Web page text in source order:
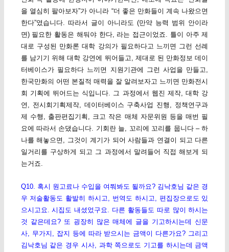
을 열심히 팔아보자”가 아니라 “더 좋은 만화들이 계속 나왔으면
한다”였습니다. 따라서 글이 아니라도 (만약 능력 범위 안이라
면) 필요한 활동은 해둬야 한다, 라는 접근이었죠. 틀이 아주 제
대로 구성된 만화론 대학 강의가 필요하다고 느끼면 그런 선례
를 남기기 위해 대학 강연에 뛰어들고, 제대로 된 만화정보 데이
터베이스가 필요하다 느끼면 지원기관에 그런 사업을 만들고,
한국만화의 어떤 본질적 매력을 잘 알려보자고 느끼면 만화전시
회 기획에 뛰어드는 식입니다. 그 과정에서 웹진 제작, 대학 강
연, 전시회기획제작, 데이터베이스 구축사업 진행, 정책연구과
제 수행, 출판편집기획, 크고 작은 매체 자문위원 등을 매번 필
요에 따라서 손댔습니다. 기회란 늘, 꼬리에 꼬리를 뭅니다 – 하
나를 해놓으면, 그것이 계기가 되어 사람들과 연결이 되고 다른
일거리를 구상하게 되고 그 과정에서 말려들어 직접 해보게 되
는거죠.
Q10. 혹시 원고료나 수입을 여쭤봐도 될까요? 김낙호님 같은 경
우 저술활동도 활발히 하시고, 번역도 하시고, 편집장으로도 있
으시고요. 시집도 내셨었구요. 다른 활동들도 따로 많이 하시는
것 같은데요? 또 굉장히 많은 매체에 글을 기고하시는데 신문
사, 무가지, 잡지 등에 따라 받으시는 금액이 다른가요? 그리고
김낙호님 같은 경우 시사, 과학 쪽으로도 기고를 하시는데 금액